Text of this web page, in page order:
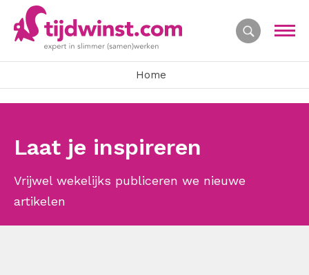
Home
Laat je inspireren
Vrijwel wekelijks publiceren we nieuwe
artikelen